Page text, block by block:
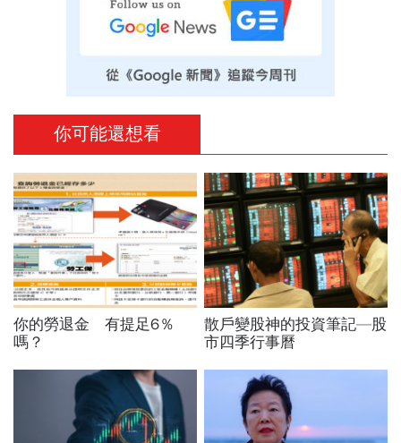
你可能還想看
你的勞退金 有提足6％
嗎？
散戶變股神的投資筆記—股
市四季行事曆